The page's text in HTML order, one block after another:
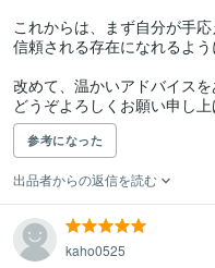
これからは、まず自分が手
信頼される存在になれるよう
改めて、温かいアドバイス
どうぞよろしくお願い申し上
参考になった
出品者からの返信を読む
kaho0525